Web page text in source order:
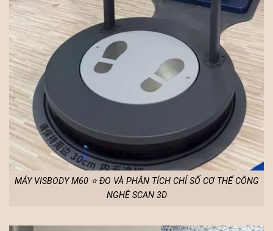
MÁY VISBODY M60 ⭐ ĐO VÀ PHÂN TÍCH CHỈ SỐ CƠ THỂ CÔNG
NGHỆ SCAN 3D